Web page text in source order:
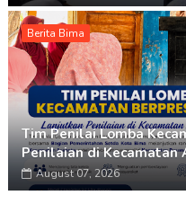
Berita Bima
Tim Penilai Lomba
Penilaian di Kecamatan
August 07, 2026